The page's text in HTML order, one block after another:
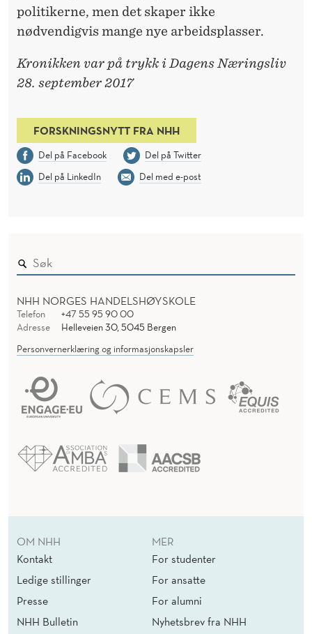
politikerne, men det skaper ikke
nødvendigvis mange nye arbeidsplasser.
Kronikken var på trykk i Dagens Næringsliv
28. september 2017
FORSKNINGSNYTT FRA NHH
Del på Facebook
Del på Twitter
Del på LinkedIn
Del med e-post
NHH NORGES HANDELSHØYSKOLE
Telefon
+47 55 95 90 00
Adresse
Helleveien 30, 5045 Bergen
Personvernerklæring og informasjonskapsler
OM NHH
Kontakt
Ledige stillinger
Presse
NHH Bulletin
MER
For studenter
For ansatte
For alumni
Nyhetsbrev fra NHH